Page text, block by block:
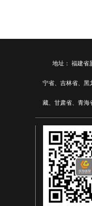
地址： 福建省
宁省、吉林省、黑
藏、甘肃省、青海